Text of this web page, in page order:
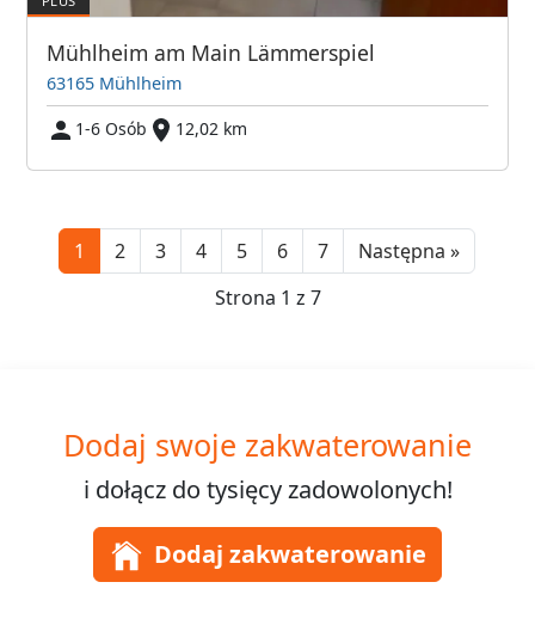
Mühlheim am Main Lämmerspiel
63165 Mühlheim
1-6 Osób
12,02 km
1 2 3 4 5 6 7 Następna »Next
Strona 1 z 7
Dodaj swoje zakwaterowanie
i dołącz do tysięcyzadowolonych!
Dodaj zakwaterowanie